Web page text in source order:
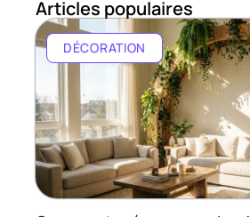
Articles populaires
DÉCORATION